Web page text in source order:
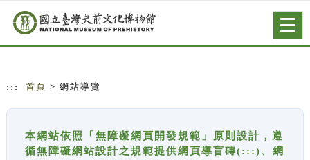
跳到主要內容
網站導覽
::: 首頁 > 網站導覽
本網站依照「無障礙網頁開發規範」原則設計，遵
循無障礙網站設計之規範提供網頁導盲磚(:::)、網